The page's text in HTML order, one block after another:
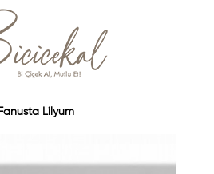
Fanusta Lilyum